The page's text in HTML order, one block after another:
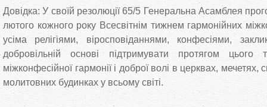
Довідка: У своїй резолюції 65/5 Генеральна Асамблея
лютого кожного року Всесвітнім тижнем гармонійних
усіма релігіями, віросповіданнями, конфесіями,
добровільній основі підтримувати протягом
міжконфесійної гармонії і доброї волі в церквах, мечетях,
молитовних будинках у всьому світі.